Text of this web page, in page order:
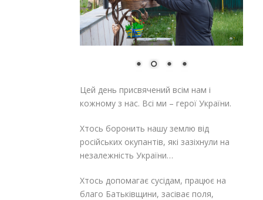
Цей день присвячений всім нам і
кожному з нас. Всі ми – герої України.
Хтось боронить нашу землю від
російських окупантів, які зазіхнули на
незалежність України…
Хтось допомагає сусідам, працює на
благо Батьківщини, засіває поля,